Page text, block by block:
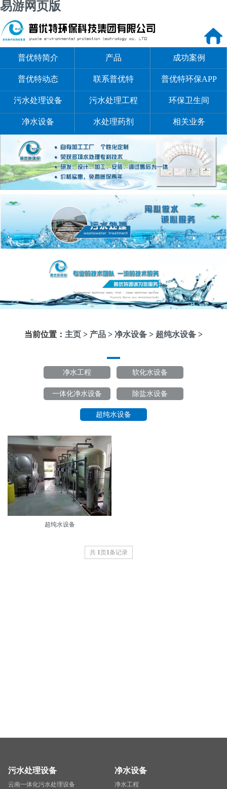
易游网页版
普优特简介 产品 成功案例
普优特动态 联系普优特 普优特环保APP
污水处理设备 污水处理工程 环保卫生间
净水设备 水处理药剂 相关业务
当前位置： 主页 > 产品 > 净水设备 > 超纯水设备 >
净水工程 软化水设备
一体化净水设备 除盐水设备
超纯水设备
超纯水设备
共 1页1条记录
污水处理设备
云南一体化污水处理设备
净水设备
净水工程